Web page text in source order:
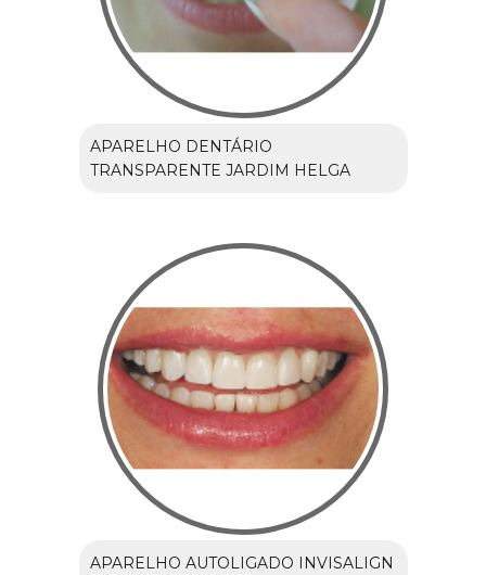
APARELHO DENTÁRIO
TRANSPARENTE JARDIM HELGA
APARELHO AUTOLIGADO INVISALIGN